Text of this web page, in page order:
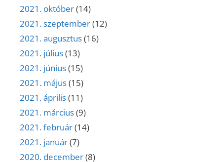
2021. október(14)
2021. szeptember(12)
2021. augusztus(16)
2021. július(13)
2021. június(15)
2021. május(15)
2021. április(11)
2021. március(9)
2021. február(14)
2021. január(7)
2020. december(8)